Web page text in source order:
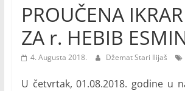
PROUČENA
ZA r. HEBIB
4. Augusta 2018. Džemat Stari Ilijaš
U četvrtak, 01.08.2018. godine u